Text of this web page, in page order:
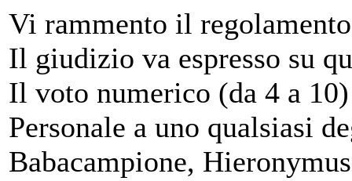
Vi rammento il
Il giudizio va espresso su
Il voto numerico (da 4 a
Personale a uno qualsiasi
Babacampione, Hieronymus